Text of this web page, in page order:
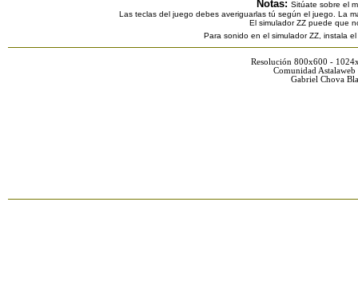
Notas: Sitúate sobre el
Las teclas del juego debes averiguarlas tú según el juego. La
El simulador ZZ puede que
Para sonido en el simulador ZZ, instala
Resolución 800x600 -
Comunidad
Gabriel Chova